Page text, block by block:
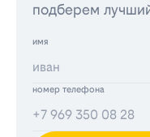
подберем
имя
номер телефона